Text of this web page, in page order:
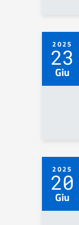
2025
23
Giu
2025
20
Giu